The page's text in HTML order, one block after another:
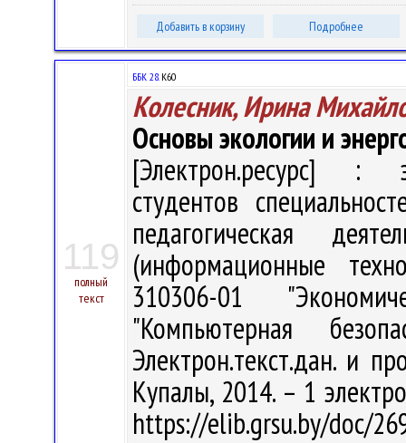
Добавить в корзину Подробнее
119
полный
текст
ББК 28.К60
Колесник, Ирина
Основы экологии и
[Электрон.ресурс] :
студентов
педагогическая
(информационные
310306-01
"Компьютерная
Электрон.текст.дан. и
Купалы, 2014. – 1
https://elib.grsu.by/doc/